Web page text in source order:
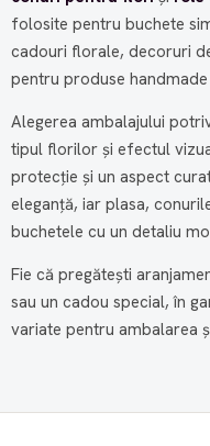
folosite pentru buchete
cadouri florale, decoruri
pentru produse
Alegerea ambalajului
tipul florilor și efectul
protecție și un aspect
eleganță, iar plasa,
buchetele cu un detaliu
Fie că pregătești
sau un cadou special, în
variate pentru ambalarea